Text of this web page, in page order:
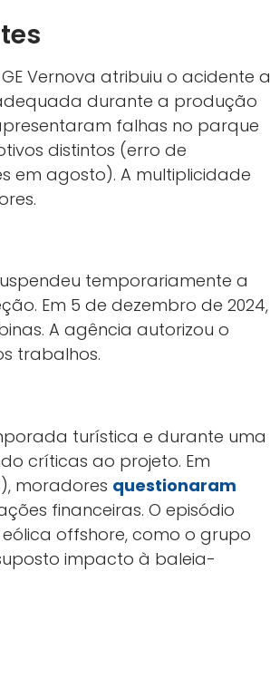
Vernova atribuiu o acidente a
durante a produção
falhas no parque
distintos (erro de
em agosto). A multiplicidade
temporariamente a
Em 5 de dezembro de 2024,
A agência autorizou o
trabalhos.
turística e durante uma
críticas ao projeto. Em
moradores questionaram
financeiras. O episódio
offshore, como o grupo
impacto à baleia-